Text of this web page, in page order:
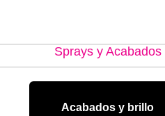
Sprays y Acabados
Acabados y brillo